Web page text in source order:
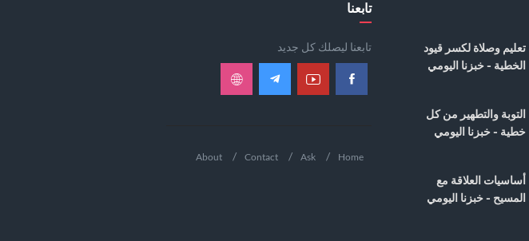
تعليم وصلاة لكسر قيود
الخطية - خبزنا اليومي
التوبة والتطهير من كل
خطية - خبزنا اليومي
أساسيات العلاقة مع
المسيح - خبزنا اليومي
تابعنا
تابعنا ليصلك كل جديد
Home
Ask
Contact
About